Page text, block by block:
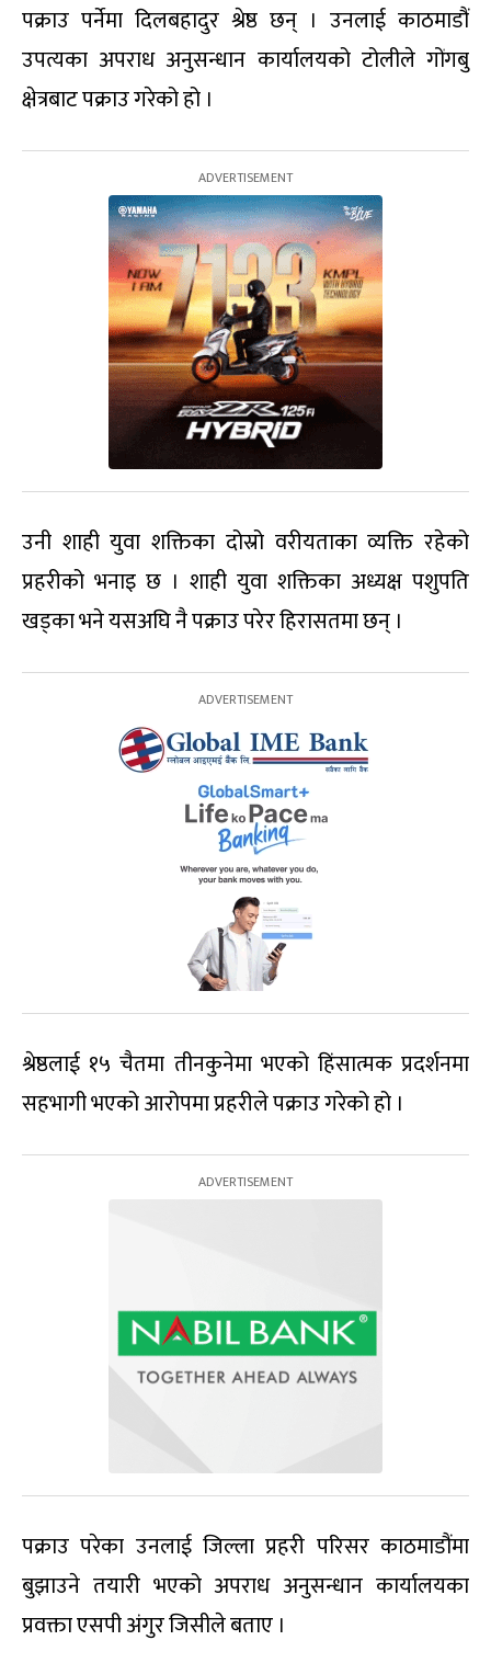
पक्राउ पर्नेमा दिलबहादुर श्रेष्ठ छन् । उनलाई काठमाडौं
उपत्यका अपराध अनुसन्धान कार्यालयको टोलीले गोंगबु
क्षेत्रबाट पक्राउ गरेको हो ।
उनी शाही युवा शक्तिका दोस्रो वरीयताका व्यक्ति रहेको
प्रहरीको भनाइ छ । शाही युवा शक्तिका अध्यक्ष पशुपति
खड्का भने यसअघि नै पक्राउ परेर हिरासतमा छन् ।
श्रेष्ठलाई १५ चैतमा तीनकुनेमा भएको हिंसात्मक प्रदर्शनमा
सहभागी भएको आरोपमा प्रहरीले पक्राउ गरेको हो ।
पक्राउ परेका उनलाई जिल्ला प्रहरी परिसर काठमाडौंमा
बुझाउने तयारी भएको अपराध अनुसन्धान कार्यालयका
प्रवक्ता एसपी अंगुर जिसीले बताए ।